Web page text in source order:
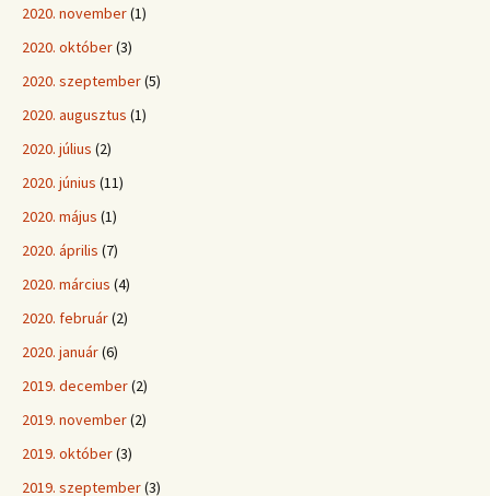
2020. november(1)
2020. október(3)
2020. szeptember(5)
2020. augusztus (1)
2020. július (2)
2020. június (11)
2020. május (1)
2020. április (7)
2020. március (4)
2020. február(2)
2020. január(6)
2019. december(2)
2019. november(2)
2019. október(3)
2019. szeptember(3)